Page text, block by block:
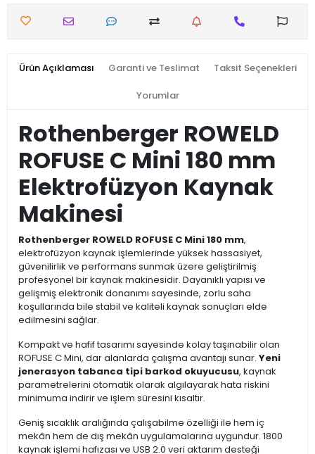
Ürün Açıklaması Garanti ve Teslimat Taksit Seçenekleri
Yorumlar
Rothenberger ROWELD
ROFUSE C Mini 180 mm
Elektrofüzyon Kaynak
Makinesi
Rothenberger ROWELD ROFUSE C Mini 180 mm,
elektrofüzyon kaynak işlemlerinde yüksek hassasiyet,
güvenilirlik ve performans sunmak üzere geliştirilmiş
profesyonel bir kaynak makinesidir. Dayanıklı yapısı ve
gelişmiş elektronik donanımı sayesinde, zorlu saha
koşullarında bile stabil ve kaliteli kaynak sonuçları elde
edilmesini sağlar.
Kompakt ve hafif tasarımı sayesinde kolay taşınabilir olan
ROFUSE C Mini, dar alanlarda çalışma avantajı sunar. Yeni
jenerasyon tabanca tipi barkod okuyucusu, kaynak
parametrelerini otomatik olarak algılayarak hata riskini
minimuma indirir ve işlem süresini kısaltır.
Geniş sıcaklık aralığında çalışabilme özelliği ile hem iç
mekân hem de dış mekân uygulamalarına uygundur. 1800
kaynak işlemi hafızası ve USB 2.0 veri aktarım desteği